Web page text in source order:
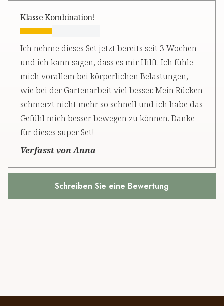
Klasse Kombination!
Ich nehme dieses Set jetzt bereits seit 3 Wochen
und ich kann sagen, dass es mir Hilft. Ich fühle
mich vorallem bei körperlichen Belastungen,
wie bei der Gartenarbeit viel besser. Mein Rücken
schmerzt nicht mehr so schnell und ich habe das
Gefühl mich besser bewegen zu können. Danke
für dieses super Set!
Verfasst von Anna
Schreiben Sie eine Bewertung